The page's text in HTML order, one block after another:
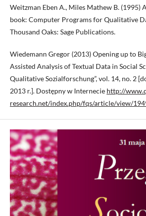
Weitzman Eben A., Miles Mathew B. (1995)
book: Computer Programs for Qualitative
Thousand Oaks: Sage Publications.
Wiedemann Gregor (2013) Opening up to
Assisted Analysis of Textual Data in Social
Qualitative Sozialforschung”, vol. 14, no. 2
2013 r.]. Dostępny w Internecie http://
research.net/index.php/fqs/article/view/